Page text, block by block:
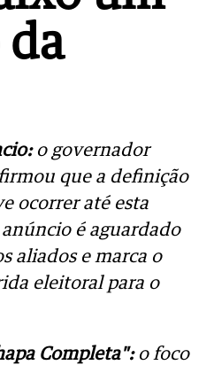
da
o governador
que a definição
ocorrer até esta
é aguardado
aliados e marca o
eleitoral para o
Completa":o foco